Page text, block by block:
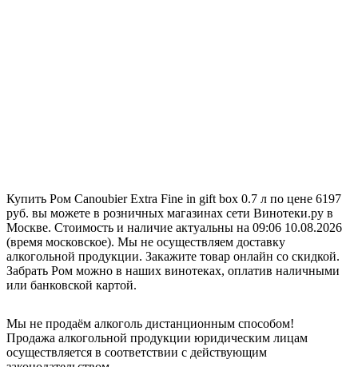
Купить Ром Canoubier Extra Fine in gift box 0.7 л по цене 6197
руб. вы можете в розничных магазинах сети Винотеки.ру в
Москве. Стоимость и наличие актуальны на 09:06 10.08.2026
(время московское). Мы не осуществляем доставку
алкогольной продукции. Закажите товар онлайн со скидкой.
Забрать Ром можно в наших винотеках, оплатив наличными
или банковской картой.
Мы не продаём алкоголь дистанционным способом!
Продажа алкогольной продукции юридическим лицам
осуществляется в соответствии с действующим